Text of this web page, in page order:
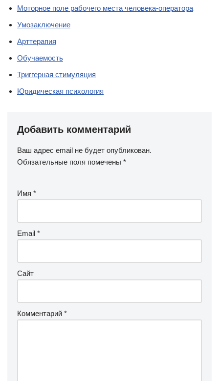
Моторное поле рабочего места человека-оператора
Умозаключение
Арттерапия
Обучаемость
Триггерная стимуляция
Юридическая психология
Добавить комментарий
Ваш адрес email не будет опубликован.
Обязательные поля помечены *
Имя *
Email *
Сайт
Комментарий *